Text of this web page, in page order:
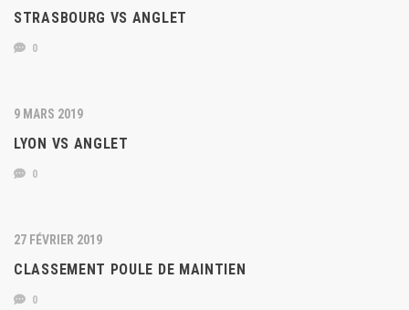
STRASBOURG VS ANGLET
0
9 MARS 2019
LYON VS ANGLET
0
27 FÉVRIER 2019
CLASSEMENT POULE DE MAINTIEN
0